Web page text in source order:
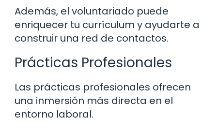
Además, el voluntariado puede
enriquecer tu currículum y ayudarte a
construir una red de contactos.
Prácticas Profesionales
Las prácticas profesionales ofrecen
una inmersión más directa en el
entorno laboral.